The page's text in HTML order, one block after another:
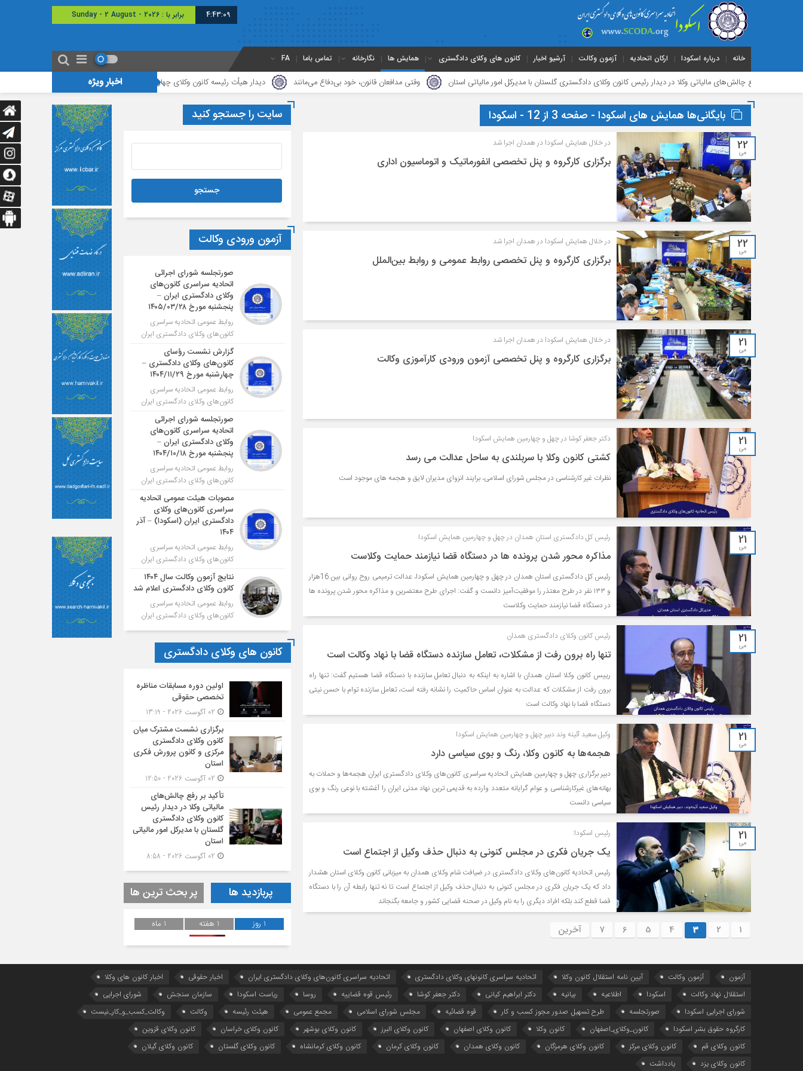
4:43:09 برابر با : Sunday - 2 August - 2026
خانه درباره اسکودا ارکان اتحادیه آزمون وکالت آرشیو اخبار کانون های وکلای دادگستری همایش ها نگارخانه تماس باما FA
اخبار ویژه بر رفع چالش‌های مالیاتی وکلا در دیدار رئیس کانون وکلای دادگستری گلستان با مدیرکل امور مالیاتی استان وقتی مدافعان قانون، خود بی‌دفاع می‌مانند دیدار هیأت رئیسه کانون وکلای چهارمحال و بختیاری با رئیس دادگستری شهرستان شهرکرد
بایگانی‌ها همایش های اسکودا - صفحه 3 از 12 - اسکودا
22
می
در خلال همایش اسکودا در همدان اجرا شد
برگزاری کارگروه و پنل تخصصی انفورماتیک و اتوماسیون اداری
22
می
در خلال همایش اسکودا در همدان اجرا شد
برگزاری کارگروه و پنل تخصصی روابط عمومی و روابط بین‌الملل
21
می
در خلال همایش اسکودا در همدان اجرا شد
برگزاری کارگروه و پنل تخصصی آزمون ورودی کارآموزی وکالت
21
می
دکتر جعفر کوشا در چهل و چهارمین همایش اسکودا
کشتی کانون وکلا با سربلندی به ساحل عدالت می رسد
نظرات غیر کارشناسی در مجلس شورای اسلامی، برایند انزوای مدیران لایق و هجمه های موجود است
21
می
رئیس کل دادگستری استان همدان در چهل و چهارمین همایش اسکودا
مذاکره محور شدن پرونده ها در دستگاه قضا نیازمند حمایت وکلاست
رئیس کل دادگستری استان همدان در چهل و چهارمین همایش اسکودا، عدالت ترمیمی روح روانی بین 16هزار
و ۱۳۳ نفر در طرح معتذر را موفقیت‌آمیز دانست و گفت: اجرای طرح معتضرین و مذاکره محور شدن پرونده ها
در دستگاه قضا نیازمند حمایت وکلاست
21
می
رئیس کانون وکلای دادگستری همدان
تنها راه برون رفت از مشکلات، تعامل سازنده دستگاه قضا با نهاد وکالت است
رییس کانون وکلا استان همدان با اشاره به اینکه به دنبال تعامل سازنده با دستگاه قضا هستیم گفت: تنها راه
برون رفت از مشکلات که عدالت به عنوان اساس حاکمیت را نشانه رفته است، تعامل سازنده توام با حسن نیتی
دستگاه قضا با نهاد وکالت است
21
می
وکیل سعید آئینه وند دبیر چهل و چهارمین همایش اسکودا
هجمه‌ها به کانون وکلا، رنگ و بوی سیاسی دارد
دبیر برگزاری چهل و چهارمین همایش اتحادیه سراسری کانون‌های وکلای دادگستری ایران هجمه‌ها و حملات به
بهانه‌های غیرکارشناسی و عوام گرایانه متعدد وارده به قدیمی ترین نهاد مدنی ایران را آغشته با نوعی رنگ و بوی
سیاسی دانست
21
می
رئیس اسکودا:
یک جریان فکری در مجلس کنونی به دنبال حذف وکیل از اجتماع است
رئیس اتحادیه کانون‌های وکلای دادگستری در ضیافت شام وکلای همدان به میزبانی کانون وکلای استان هشدار
داد که یک جریان فکری در مجلس کنونی به دنبال حذف وکیل از اجتماع است تا نه تنها رابطه آن را با دستگاه
قضا قطع کند بلکه افراد دیگری را به نام وکیل در صحنه قضایی کشور و جامعه بگنجاند
1
2
3
4
5
6
7 آخرین
سایت را جستجو کنید
آزمون ورودی وکالت
صورتجلسه شورای اجرائی
اتحادیه سراسری کانون‌های
وکلای دادگستری ایران –
پنجشنبه مورخ ۱۴۰۵/۰۳/۲۸
روابط عمومی اتحادیه سراسری
کانون‌های وکلای دادگستری ایران
گزارش نشست رؤسای
کانون‌های وکلای دادگستری –
چهارشنبه مورخ ۱۴۰۴/۱۱/۲۹
روابط عمومی اتحادیه سراسری
کانون‌های وکلای دادگستری ایران
صورتجلسه شورای اجرائی
اتحادیه سراسری کانون‌های
وکلای دادگستری ایران –
پنجشنبه مورخ ۱۴۰۴/۱۰/۱۸
روابط عمومی اتحادیه سراسری
کانون‌های وکلای دادگستری ایران
مصوبات هیئت عمومی اتحادیه
سراسری کانون‌های وکلای
دادگستری ایران (اسکودا) – آذر
۱۴۰۴
روابط عمومی اتحادیه سراسری
کانون‌های وکلای دادگستری ایران
نتایج آزمون وکالت سال ۱۴۰۴
کانون وکلای دادگستری اعلام شد
روابط عمومی اتحادیه سراسری
کانون‌های وکلای دادگستری ایران
کانون های وکلای دادگستری
اولین دوره مسابقات مناظره
تخصصی حقوقی
برگزاری نشست مشترک میان
کانون وکلای دادگستری
مرکزی و کانون پرورش فکری
استان
تأکید بر رفع چالش‌های
مالیاتی وکلا در دیدار رئیس
کانون وکلای دادگستری
گلستان با مدیرکل امور مالیاتی
استان
پربازدید ها پر بحث ترین ها
1 روز 1 هفته 1 ماه
آزمون آزمون وکالت آیین ‌نامه استقلال کانون وکلا اتحادیه سراسری کانونهای وکلای دادگستری اتحادیه سراسری کانون‌های وکلای دادگستری ایران اخبار حقوقی
اخبار کانون های وکلا
استقلال نهاد وکالت
اسکودا اطلاعیه بیانیه دکتر ابراهیم کیانی دکتر جعفر کوشا رئیس قوه قضاییه روسا ریاست اسکودا سازمان سنجش
شورای اجرایی
شورای اجرایی اسکودا
صورتجلسه طرح تسهیل صدور مجوز کسب و کار قوه قضائیه مجلس شورای اسلامی مجمع عمومی هیئت رئیسه وکالت
وکالت_کسب_و_کار_نیست
کارگروه حقوق بشر اسکودا
کانون_وکلای_اصفهان کانون وکلا کانون وکلای اصفهان کانون وکلای البرز کانون وکلای بوشهر کانون وکلای خراسان
کانون وکلای قزوین
کانون وکلای قم
کانون وکلای مرکز کانون وکلای هرمزگان کانون وکلای همدان کانون وکلای کرمان کانون وکلای کرمانشاه کانون وکلای گلستان
کانون وکلای گیلان
کانون وکلای یزد
یادداشت